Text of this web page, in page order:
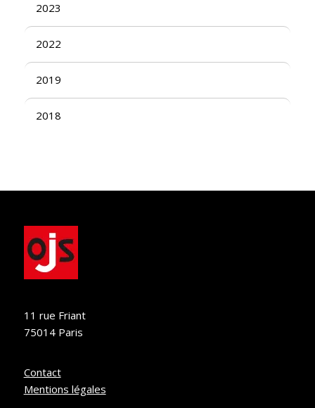
2023
2022
2019
2018
11 rue Friant
75014 Paris
Contact
Mentions légales